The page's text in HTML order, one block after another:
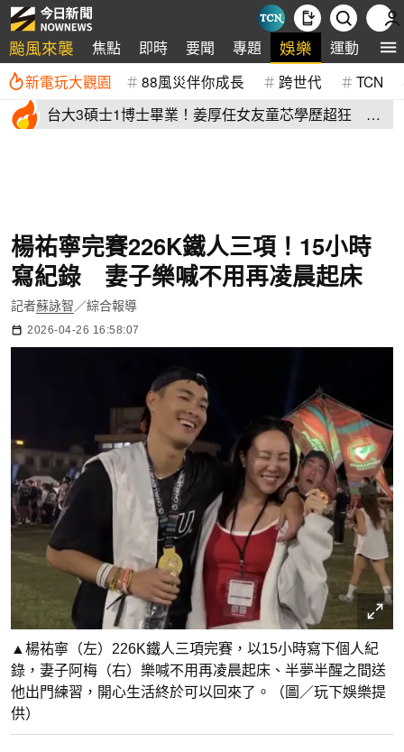
颱風來襲 焦點 即時 要聞 專題 娛樂 運動 全
新電玩大觀園 88風災伴你成長 跨世代 TCN
台大3碩士1博士畢業！姜厚任女友童芯學歷超狂 他
楊祐寧完賽226K鐵人三項！15小時
寫紀錄 妻子樂喊不用再凌晨起床
記者蘇詠智 ／綜合報導
2026-04-26 16:58:07
▲楊祐寧（左）226K鐵人三項完賽，以15小時寫下個人紀
錄，妻子阿梅（右）樂喊不用再凌晨起床、半夢半醒之間送
他出門練習，開心生活終於可以回來了。（圖／玩下娛樂提
供）